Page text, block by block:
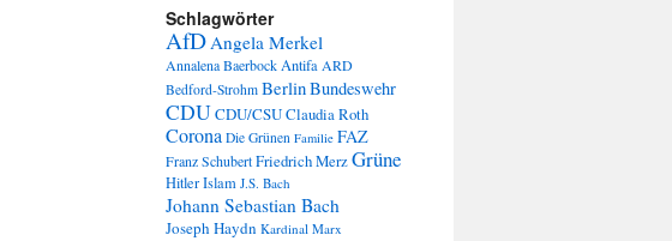
Schlagwörter
AfDAngela Merkel
Annalena BaerbockAntifa ARD
Bedford-Strohm BerlinBundeswehr
CDUCDU/CSUClaudia Roth
Corona Die Grünen Familie FAZ
Franz SchubertFriedrich MerzGrüne
HitlerIslam J.S. Bach
Johann Sebastian Bach
Joseph Haydn Kardinal Marx